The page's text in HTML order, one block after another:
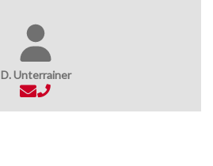
D. Unterrainer